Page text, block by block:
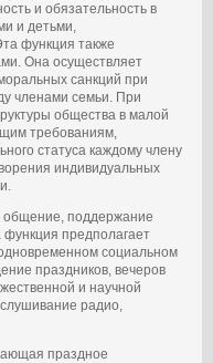
и обязательность в
и детьми,
функция также
Она осуществляет
санкций при
членами семьи. При
общества в малой
требованиям,
статуса каждому члену
индивидуальных
общение, поддержание
предполагает
социальном
праздников, вечеров
и научной
радио,
праздное